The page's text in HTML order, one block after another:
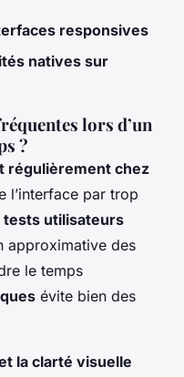
responsives
natives sur
lors d’un
?
régulièrement chez
l’interface par trop
tests utilisateurs
approximative des
le temps
évite bien des
la clarté visuelle